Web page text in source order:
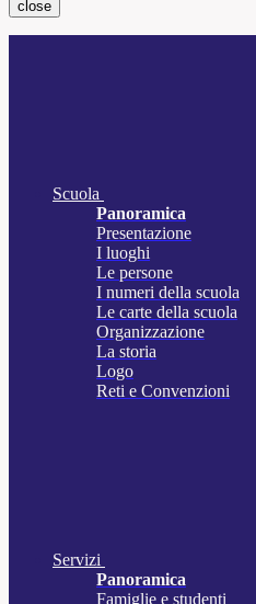
close
Scuola
Panoramica
Presentazione
I luoghi
Le persone
I numeri della scuola
Le carte della scuola
Organizzazione
La storia
Logo
Reti e Convenzioni
Servizi
Panoramica
Famiglie e studenti